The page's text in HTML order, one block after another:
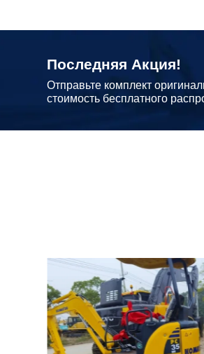
Последняя Акция!
Отправьте комплект
стоимость бесплатного